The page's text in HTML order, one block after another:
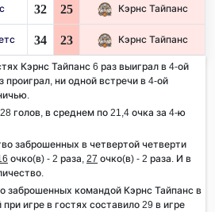
32 25 Кэрнс Тайпанс
34 23 Кэрнс Тайпанс
Кэрнс Тайпанс 6 раз выиграл в 4-ой
проиграл, ни одной встречи в 4-ой
голов, в среднем по 21,4 очка за 4-ю
заброшенных в четвертой четверти
очко(в) - 2 раза, 27 очко(в) - 2 раза. И в
заброшенных командой Кэрнс Тайпанс в
игре в гостях составило 29 в игре